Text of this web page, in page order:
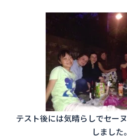
テスト後には気晴らしでセー
しました。